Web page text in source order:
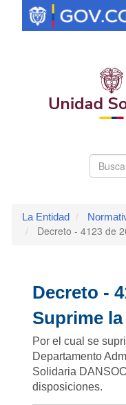
contenido
Buscar
La Entidad
Decreto - 4123 de
Decreto -
Suprime
Por el cual se
Departamento
Solidaria
disposiciones.